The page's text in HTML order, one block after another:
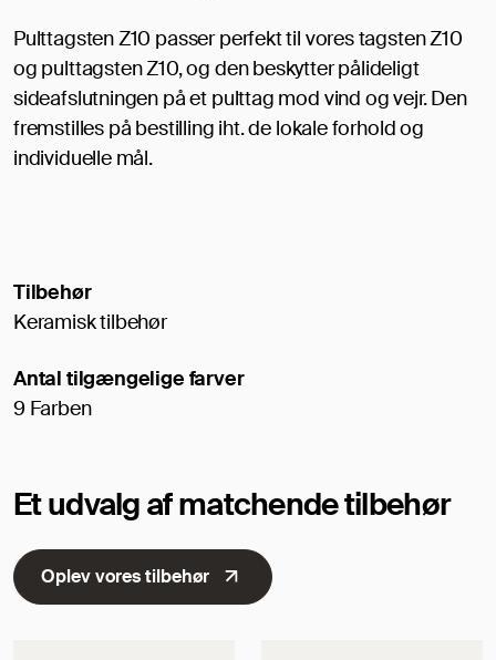
Pulttagsten Z10 passer perfekt til vores tagsten Z10
og pulttagsten Z10, og den beskytter pålideligt
sideafslutningen på et pulttag mod vind og vejr. Den
fremstilles på bestilling iht. de lokale forhold og
individuelle mål.
Tilbehør
Keramisk tilbehør
Antal tilgængelige farver
9 Farben
Et udvalg af matchende tilbehør
Oplev vores tilbehør